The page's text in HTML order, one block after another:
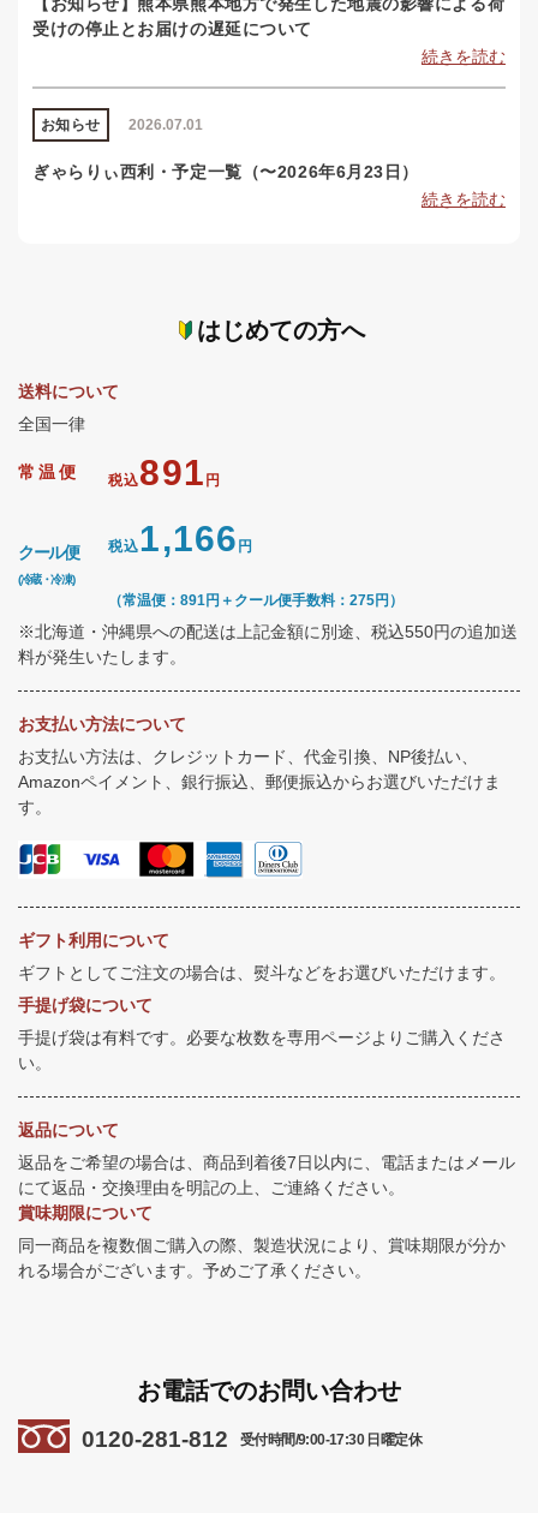
受けの停止とお届けの遅延について
続きを読む
2026.07.01
お知らせ
ぎゃらりぃ西利・予定一覧（〜2026年6月23日）
続きを読む
はじめての方へ
送料について
全国一律
常温便 税込891 円
クール便
(冷蔵・冷凍)
税込1,166 円
（常温便：891円＋クール便手数料：275円）
※北海道・沖縄県への配送は上記金額に別途、税込550円の追加送
料が発生いたします。
お支払い方法について
お支払い方法は、クレジットカード、代金引換、NP後払い、
Amazonペイメント、銀行振込、郵便振込からお選びいただけま
す。
ギフト利用について
ギフトとしてご注文の場合は、熨斗などをお選びいただけます。
手提げ袋について
手提げ袋は有料です。必要な枚数を専用ページよりご購入くださ
い。
返品について
返品をご希望の場合は、商品到着後7日以内に、電話またはメール
にて返品・交換理由を明記の上、ご連絡ください。
賞味期限について
同一商品を複数個ご購入の際、製造状況により、賞味期限が分か
れる場合がございます。予めご了承ください。
お電話でのお問い合わせ
0120-281-812 受付時間/9:00-17:30 日曜定休